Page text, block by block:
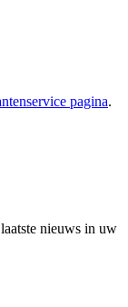
pagina.
nieuws in uw